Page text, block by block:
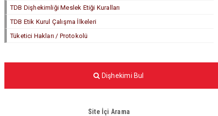
TDB Dişhekimliği Meslek Etiği Kuralları
TDB Etik Kurul Çalışma İlkeleri
Tüketici Hakları / Protokolü
Dişhekimi Bul
Site İçi Arama